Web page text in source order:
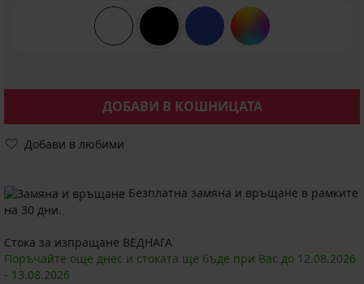
ДОБАВИ В КОШНИЦАТА
Добави в любими
Безплатна замяна и връщане в рамките
на 30 дни.
Стока за изпращане ВЕДНАГА
Поръчайте още днес и стоката ще бъде при Вас до 12.08.2026
- 13.08.2026